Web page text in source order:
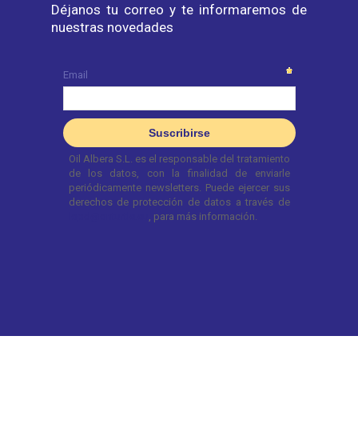
Déjanos tu correo y te informaremos de
nuestras novedades